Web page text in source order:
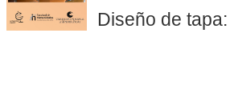
Diseño de tapa: